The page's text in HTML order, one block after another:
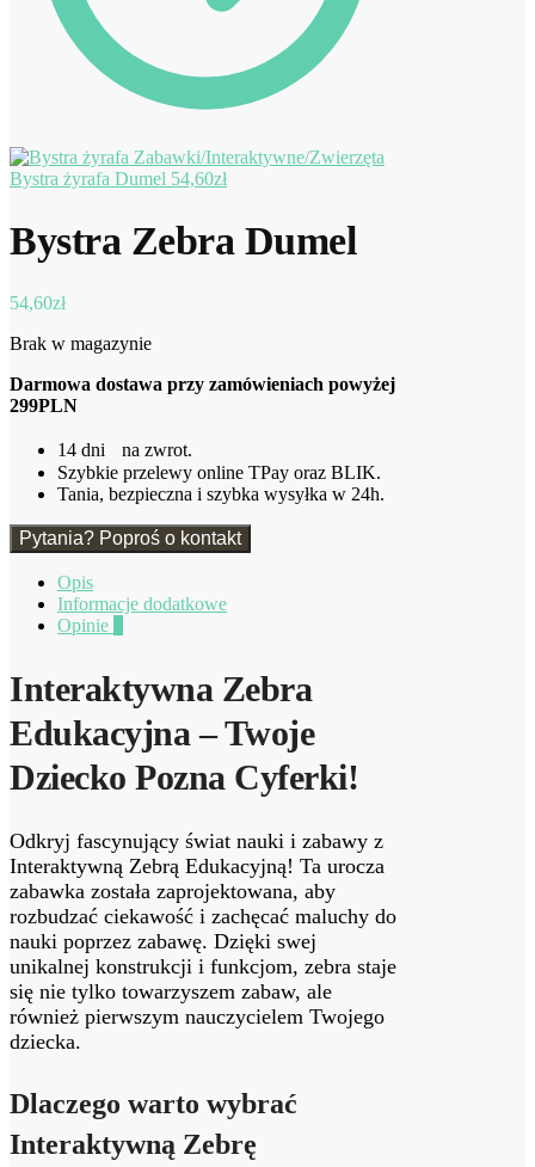
Bystra żyrafa Dumel 54,60zł
Bystra Zebra Dumel
54,60zł
Brak w magazynie
Darmowa dostawa przy zamówieniach powyżej
299PLN
14 dni na zwrot.
Szybkie przelewy online TPay oraz BLIK.
Tania, bezpieczna i szybka wysyłka w 24h.
Pytania? Poproś o kontakt
Opis
Informacje dodatkowe
Opinie
Interaktywna Zebra
Edukacyjna – Twoje
Dziecko Pozna Cyferki!
Odkryj fascynujący świat nauki i zabawy z
Interaktywną Zebrą Edukacyjną! Ta urocza
zabawka została zaprojektowana, aby
rozbudzać ciekawość i zachęcać maluchy do
nauki poprzez zabawę. Dzięki swej
unikalnej konstrukcji i funkcjom, zebra staje
się nie tylko towarzyszem zabaw, ale
również pierwszym nauczycielem Twojego
dziecka.
Dlaczego warto wybrać
Interaktywną Zebrę